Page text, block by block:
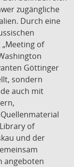
zugängliche
Durch eine
of
Göttinger
sondern
auch mit
of
und der
angeboten